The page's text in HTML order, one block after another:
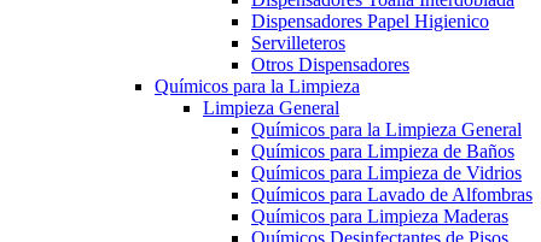
Dispensadores Papel Higienico
Servilleteros
Otros Dispensadores
Químicos para la Limpieza
Limpieza General
Químicos para la Limpieza General
Químicos para Limpieza de Baños
Químicos para Limpieza de Vidrios
Químicos para Lavado de Alfombras
Químicos para Limpieza Maderas
Químicos Desinfectantes de Pisos